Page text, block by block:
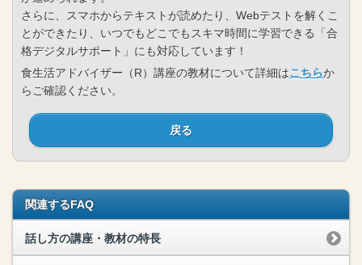
さらに、スマホからテキストが読めたり、Webテストを解くこ
とができたり、いつでもどこでもスキマ時間に学習できる「合
格デジタルサポート」にも対応しています！
食生活アドバイザー（R）講座の教材について詳細はこちらか
らご確認ください。
戻る
関連するFAQ
話し方の講座・教材の特長